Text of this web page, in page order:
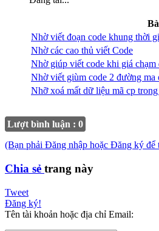
Nhờ viết đoạn code khung thời
Nhờ các cao thủ viết Code
Nhờ giúp viết code khi giá
Nhờ viết giùm code 2 đường ma
Nhỡ xoá mất dữ liệu mã cp
Lượt bình luận : 0
(Bạn phải Đăng nhập hoặc Đăng ký để
Chia sẻ trang này
Tweet
Đăng ký!
Tên tài khoản hoặc địa chỉ Email: